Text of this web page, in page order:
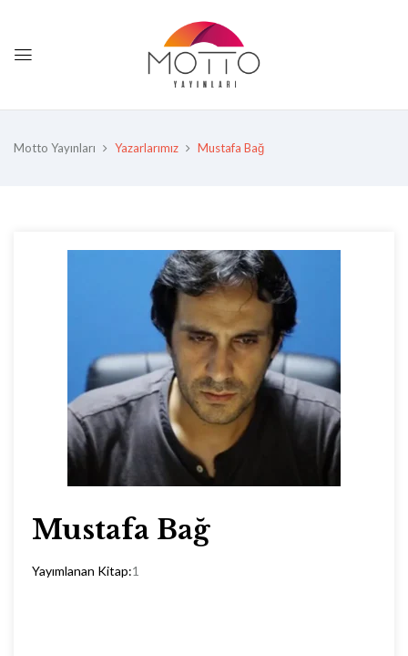
Motto Yayınları Yazarlarımız Mustafa Bağ
Mustafa Bağ
Yayımlanan Kitap:1